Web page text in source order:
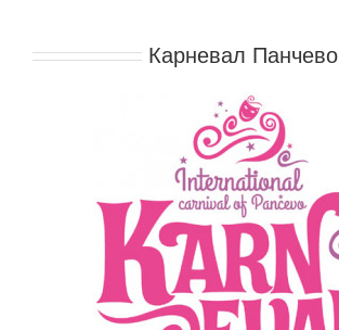
Карневал Панчево